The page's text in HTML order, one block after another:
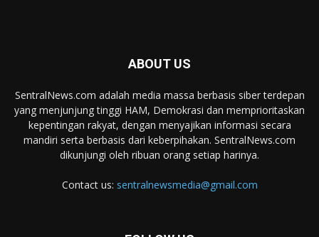
ABOUT US
SentralNews.com adalah media massa berbasis siber terdepan
yang menjunjung tinggi HAM, Demokrasi dan memprioritaskan
kepentingan rakyat, dengan menyajikan informasi secara
mandiri serta berbasis dari keberpihakan. SentralNews.com
dikunjungi oleh ribuan orang setiap harinya.
Contact us: sentralnewsmedia@gmail.com